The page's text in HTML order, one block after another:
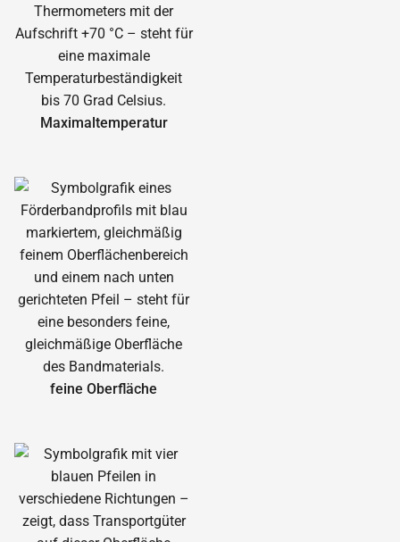
Maximal­temperatur
feine Oberfläche